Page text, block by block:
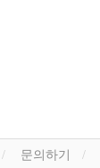
문의하기